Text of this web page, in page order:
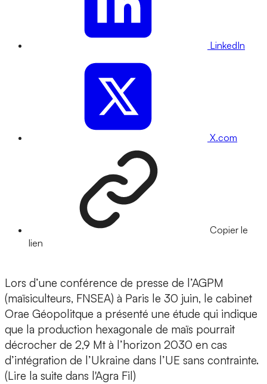
LinkedIn
X.com
Copier le
lien
Lors d’une conférence de presse de l’AGPM
(maïsiculteurs, FNSEA) à Paris le 30 juin, le cabinet
Orae Géopolitque a présenté une étude qui indique
que la production hexagonale de maïs pourrait
décrocher de 2,9 Mt à l’horizon 2030 en cas
d’intégration de l’Ukraine dans l’UE sans contrainte.
(Lire la suite dans l'Agra Fil)